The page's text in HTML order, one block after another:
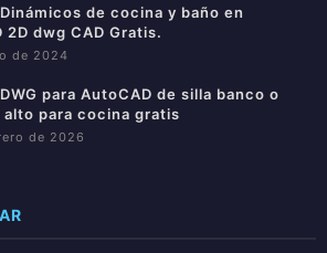
de cocina y baño en
2D dwg CAD Gratis.
de 2024
para AutoCAD de silla banco o
para cocina gratis
de 2026